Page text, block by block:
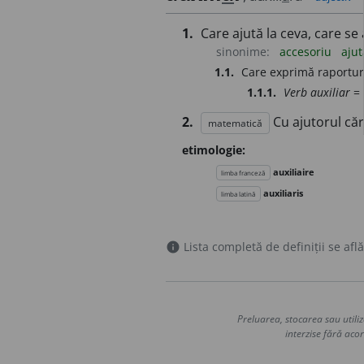
1. Care ajută la ceva, care
sinonime: accesoriu
1.1. Care exprimă
1.1.1. Verb auxiliar =
2. matematică Cu ajutorul
etimologie:
limba franceză auxiliaire
limba latină auxiliaris
info Lista completă de definiții se
Preluarea, stocarea sau
interzise fără